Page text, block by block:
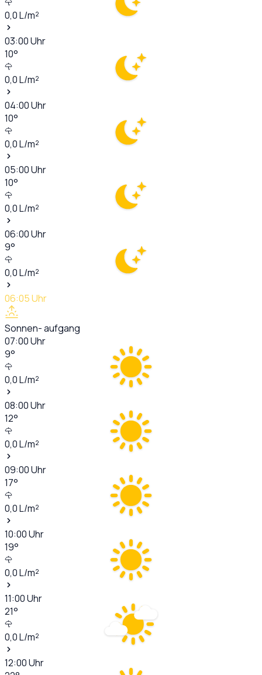
0,0L/m²
03:00Uhr
10°
0,0L/m²
04:00Uhr
10°
0,0L/m²
05:00Uhr
10°
0,0L/m²
06:00Uhr
9°
0,0L/m²
06:05Uhr
Sonnen- aufgang
07:00Uhr
9°
0,0L/m²
08:00Uhr
12°
0,0L/m²
09:00Uhr
17°
0,0L/m²
10:00Uhr
19°
0,0L/m²
11:00Uhr
21°
0,0L/m²
12:00Uhr